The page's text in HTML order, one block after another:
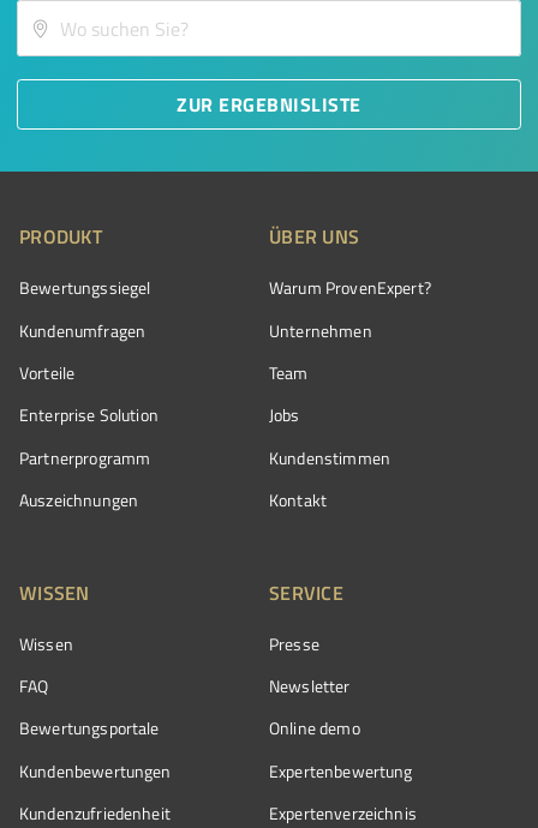
ZUR ERGEBNISLISTE
PRODUKT
Bewertungssiegel
Kundenumfragen
Vorteile
Enterprise Solution
Partnerprogramm
Auszeichnungen
ÜBER UNS
Warum ProvenExpert?
Unternehmen
Team
Jobs
Kundenstimmen
Kontakt
WISSEN
Wissen
FAQ
Bewertungsportale
Kundenbewertungen
Kundenzufriedenheit
SERVICE
Presse
Newsletter
Online demo
Expertenbewertung
Expertenverzeichnis